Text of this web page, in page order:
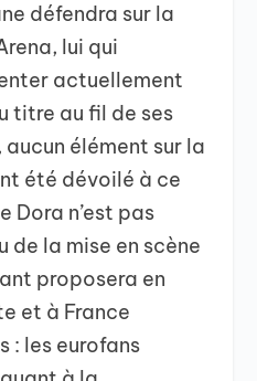
défendra sur la
lui qui
actuellement
titre au fil de ses
élément sur la
été dévoilé à ce
Dora n’est pas
de la mise en scène
proposera en
et à France
: les eurofans